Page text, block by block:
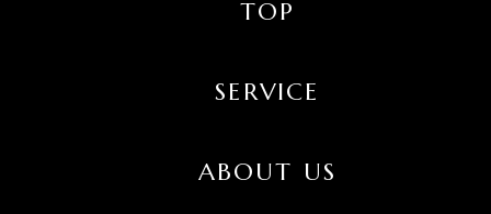
TOP
SERVICE
ABOUT US